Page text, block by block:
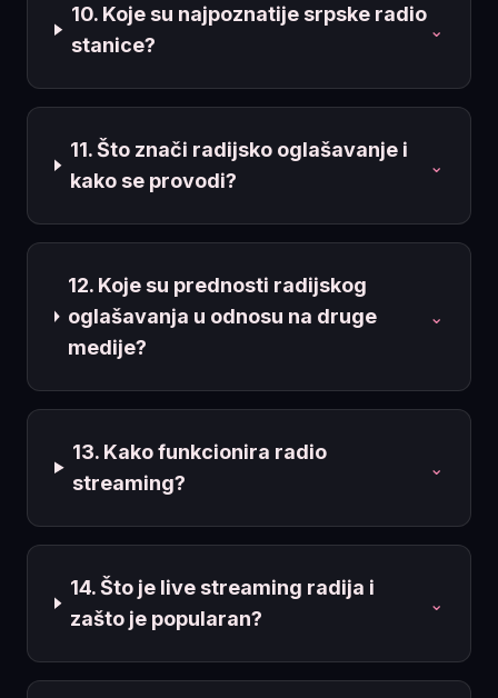
10. Koje su najpoznatije srpske radio
stanice?
⌄
11. Što znači radijsko oglašavanje i
kako se provodi?
⌄
12. Koje su prednosti radijskog
oglašavanja u odnosu na druge
medije?
⌄
13. Kako funkcionira radio
streaming?
⌄
14. Što je live streaming radija i
zašto je popularan?
⌄